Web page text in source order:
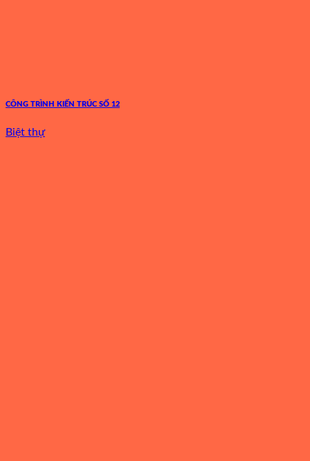
CÔNG TRÌNH KIẾN TRÚC SỐ 12
Biệt thự